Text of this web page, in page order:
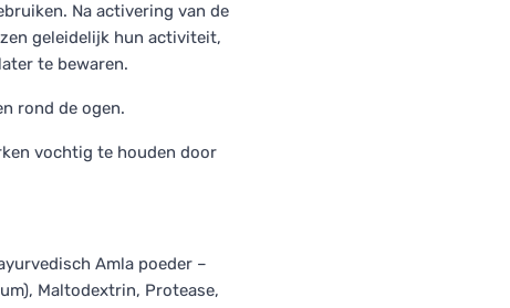
Na activering van de
geleidelijk hun activiteit,
te bewaren.
rond de ogen.
vochtig te houden door
Amla poeder –
Maltodextrin, Protease,